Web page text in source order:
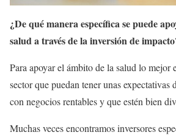
¿De qué manera específica se puede
salud a través de la inversión de
Para apoyar el ámbito de la salud lo mejor
sector que puedan tener unas expectativas
con negocios rentables y que estén bien
Muchas veces encontramos inversores